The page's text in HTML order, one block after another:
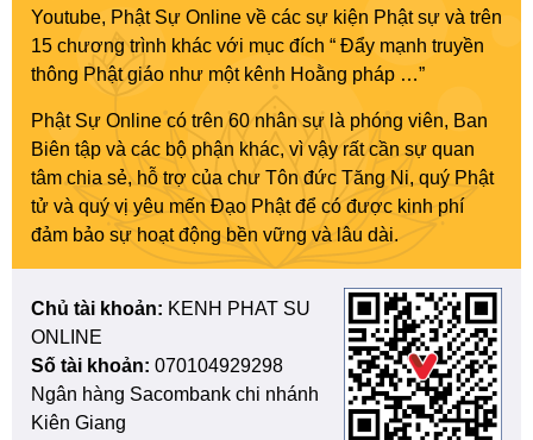
Youtube, Phật Sự Online về các sự kiện Phật sự và trên
15 chương trình khác với mục đích “ Đẩy mạnh truyền
thông Phật giáo như một kênh Hoằng pháp …”
Phật Sự Online có trên 60 nhân sự là phóng viên, Ban
Biên tập và các bộ phận khác, vì vậy rất cần sự quan
tâm chia sẻ, hỗ trợ của chư Tôn đức Tăng Ni, quý Phật
tử và quý vị yêu mến Đạo Phật để có được kinh phí
đảm bảo sự hoạt động bền vững và lâu dài.
Chủ tài khoản: KENH PHAT SU
ONLINE
Số tài khoản: 070104929298
Ngân hàng Sacombank chi nhánh
Kiên Giang